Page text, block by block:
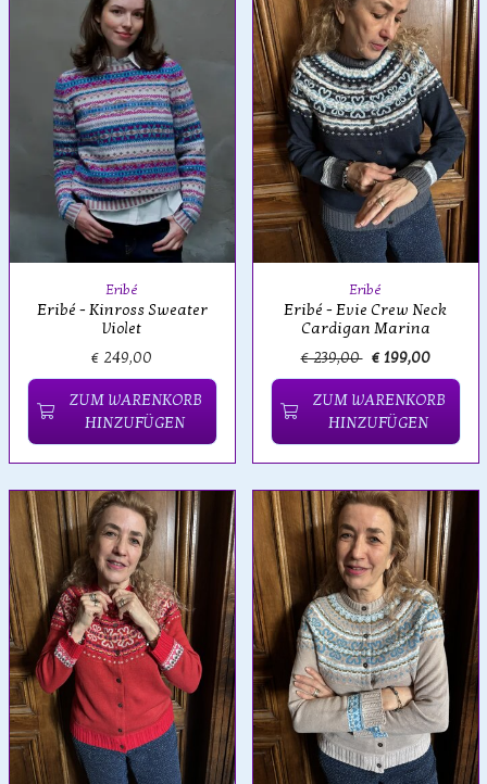
Eribé
Eribé - Kinross Sweater
Violet
€ 249,00
ZUM WARENKORB
HINZUFÜGEN
Eribé
Eribé - Evie Crew Neck
Cardigan Marina
€ 239,00 € 199,00
ZUM WARENKORB
HINZUFÜGEN